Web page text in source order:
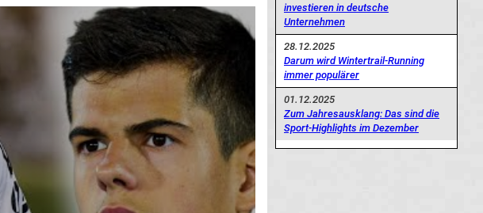
investieren in deutsche
Unternehmen
28.12.2025
Darum wird Wintertrail-Running
immer populärer
01.12.2025
Zum Jahresausklang: Das sind die
Sport-Highlights im Dezember